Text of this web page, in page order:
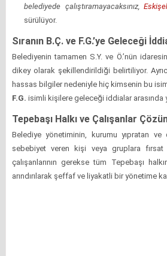
belediyede çalıştıramayacaksınız,
sürülüyor.
Sıranın B.Ç. ve F.G.’ye Geleceği
Belediyenin tamamen S.Y. ve Ö.’nün
dikey olarak şekillendirildiği belirtiliyor.
hassas bilgiler nedeniyle hiç kimsenin bu
F.G. isimli kişilere geleceği iddialar arasında
Tepebaşı Halkı ve Çalışanlar
Belediye yönetiminin, kurumu yıpratan
sebebiyet veren kişi veya gruplara
çalışanlarının gerekse tüm Tepebaşı
arındırılarak şeffaf ve liyakatli bir yönetime